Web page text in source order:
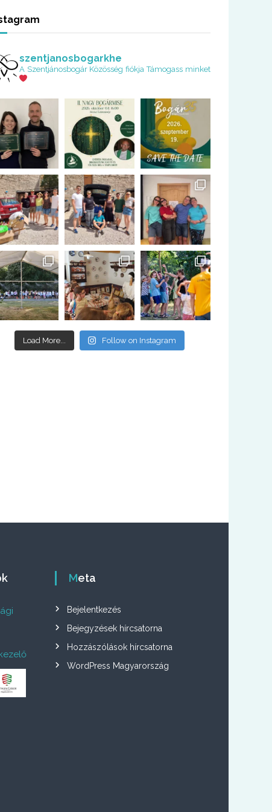
szentjanosbogarkhe
A Szentjánosbogár Közösség fiókja Támogass minket
Load More... Follow on Instagram
Meta
Bejelentkezés
Bejegyzések hírcsatorna
Hozzászólások hírcsatorna
WordPress Magyarország